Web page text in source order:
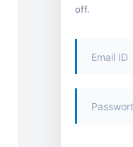
off.